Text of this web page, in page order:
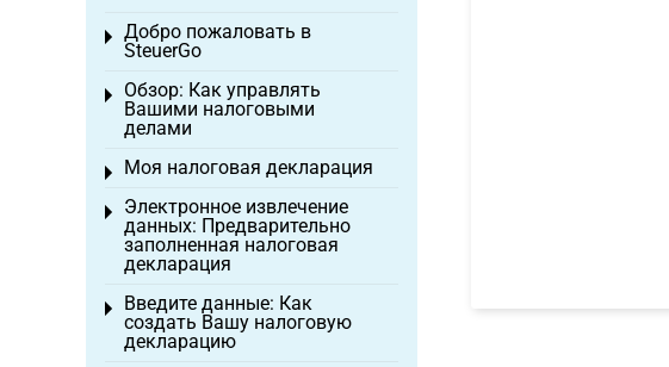
Добро пожаловать в
SteuerGo
Toggle menu
Обзор: Как управлять
Вашими налоговыми
делами
Toggle menu
Моя налоговая декларация
Toggle menu
Электронное извлечение
данных: Предварительно
заполненная налоговая
декларация
Toggle menu
Введите данные: Как
создать Вашу налоговую
декларацию
Toggle menu